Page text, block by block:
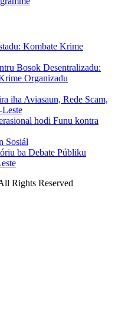
Kombate Krime
Bosok Desentralizadu:
Organizadu
iha Aviasaun, Rede Scam,
Leste
hodi Funu kontra
Sosiál
ba Debate Públiku
Rights Reserved